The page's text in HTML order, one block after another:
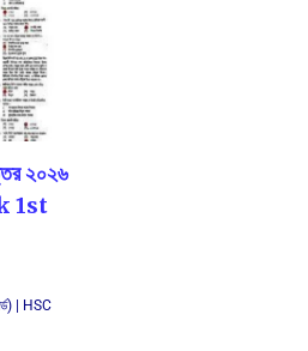
২০২৬
1st
| HSC